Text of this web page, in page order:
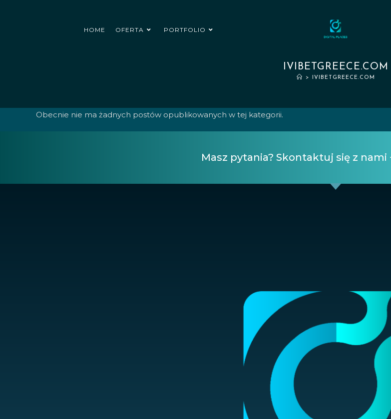
HOME OFERTA PORTFOLIO
IVIBETGREECE.COM
> IVIBETGREECE.COM
Obecnie nie ma żadnych postów opublikowanych w tej kategorii.
Masz pytania? Skontaktuj się z nami